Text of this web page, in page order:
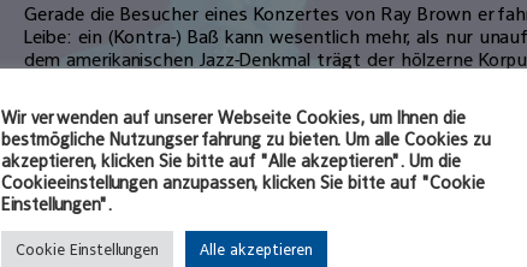
Gerade die Besucher eines Konzertes von Ray Brown
Leibe: ein (Kontra-) Baß kann wesentlich mehr, als nur
dem amerikanischen Jazz-Denkmal trägt der hölzerne
kunstvoll harmonische Strukturen und bedient obendrein
rhythmischen Ansprüche. Brown, am Wochenende zum
Neuburger „Birdland“-Jazzclub frenetisch gefeiert,
Ausnahmestatus – gerade wegen der unverkennbaren
Trotz seiner 73 Jahre käme es dem langjährigen Sideman
von Ella Fitzgerald nie in den Sinn, seine eigene
kleinen Einheit für den großen Ausdruck, filtert, dosiert
vorhandenen Resourcen. Er herrscht unumstritten auf der
Wir verwenden auf unserer Webseite Cookies, um Ihnen die
bestmögliche Nutzungserfahrung zu bieten. Um alle Cookies zu
akzeptieren, klicken Sie bitte auf "Alle akzeptieren". Um die
Cookieeinstellungen anzupassen, klicken Sie bitte auf "Cookie
Einstellungen".
Cookie Einstellungen Alle akzeptieren